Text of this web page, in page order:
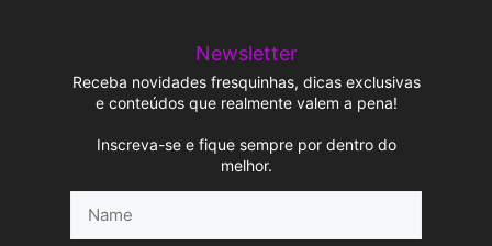
Newsletter
Receba novidades fresquinhas, dicas exclusivas
e conteúdos que realmente valem a pena!
Inscreva-se e fique sempre por dentro do
melhor.